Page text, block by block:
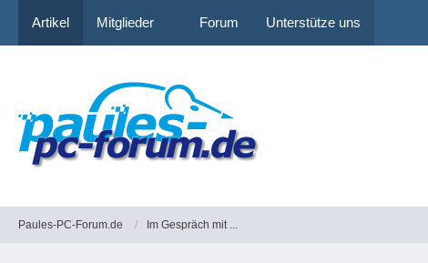
Artikel Mitglieder Forum Unterstütze uns
Paules-PC-Forum.de Im Gespräch mit ...